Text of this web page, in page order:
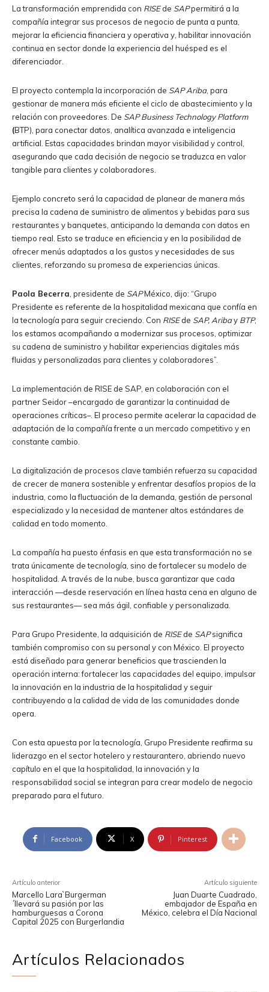
La transformación emprendida con RISEde SAPpermitirá a la
compañía integrar sus procesos de negocio de punta a punta,
mejorar la eficiencia financiera y operativa y, habilitar innovación
continua en sector donde la experiencia del huésped es el
diferenciador.
El proyecto contempla la incorporación de SAP Ariba, para
gestionar de manera más eficiente el ciclo de abastecimiento y la
relación con proveedores. De SAP Business Technology Platform
(BTP), para conectar datos, analítica avanzada e inteligencia
artificial. Estas capacidades brindan mayor visibilidad y control,
asegurando que cada decisión de negocio se traduzca en valor
tangible para clientes y colaboradores.
Ejemplo concreto será la capacidad de planear de manera más
precisa la cadena de suministro de alimentos y bebidas para sus
restaurantes y banquetes, anticipando la demanda con datos en
tiempo real. Esto se traduce en eficiencia y en la posibilidad de
ofrecer menús adaptados a los gustos y necesidades de sus
clientes, reforzando su promesa de experiencias únicas.
Paola Becerra , presidente de SAPMéxico, dijo: “Grupo
Presidente es referente de la hospitalidad mexicana que confía en
la tecnología para seguir creciendo. Con RISEde SAP, Aribay BTP,
los estamos acompañando a modernizar sus procesos, optimizar
su cadena de suministro y habilitar experiencias digitales más
fluidas y personalizadas para clientes y colaboradores”.
La implementación de RISE de SAP, en colaboración con el
partner Seidor –encargado de garantizar la continuidad de
operaciones críticas–. El proceso permite acelerar la capacidad de
adaptación de la compañía frente a un mercado competitivo y en
constante cambio.
La digitalización de procesos clave también refuerza su capacidad
de crecer de manera sostenible y enfrentar desafíos propios de la
industria, como la fluctuación de la demanda, gestión de personal
especializado y la necesidad de mantener altos estándares de
calidad en todo momento.
La compañía ha puesto énfasis en que esta transformación no se
trata únicamente de tecnología, sino de fortalecer su modelo de
hospitalidad. A través de la nube, busca garantizar que cada
interacción —desde reservación en línea hasta cena en alguno de
sus restaurantes— sea más ágil, confiable y personalizada.
Para Grupo Presidente, la adquisición de RISEde SAPsignifica
también compromiso con su personal y con México. El proyecto
está diseñado para generar beneficios que trascienden la
operación interna: fortalecer las capacidades del equipo, impulsar
la innovación en la industria de la hospitalidad y seguir
contribuyendo a la calidad de vida de las comunidades donde
opera.
Con esta apuesta por la tecnología, Grupo Presidente reafirma su
liderazgo en el sector hotelero y restaurantero, abriendo nuevo
capítulo en el que la hospitalidad, la innovación y la
responsabilidad social se integran para crear modelo de negocio
preparado para el futuro.
Facebook X Pinterest
Artículo anterior
Marcello Lara`Burgerman
´llevará su pasión por las
hamburguesas a Corona
Capital 2025 con Burgerlandia
Artículo siguiente
Juan Duarte Cuadrado,
embajador de España en
México, celebra el Día Nacional
Artículos Relacionados